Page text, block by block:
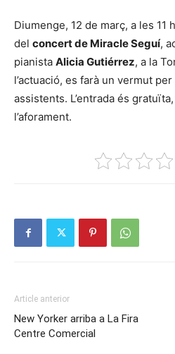
Diumenge, 12 de març, a les 11
del concert de Miracle Seguí,
pianista Alicia Gutiérrez, a la
l’actuació, es farà un vermut
assistents. L’entrada és
l’aforament.
Article anterior
New Yorker arriba a La Fira
Centre Comercial